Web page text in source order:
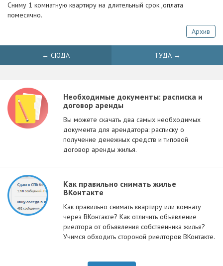
Сниму 1 комнатную квартиру на длительный срок ,оплата
помесячно.
Архив
← СЮДА ТУДА →
Необходимые документы: расписка и
договор аренды
Вы можете скачать два самых необходимых
документа для арендатора: расписку о
получение денежных средств и типовой
договор аренды жилья.
Как правильно снимать жилье
ВКонтакте
Как правильно снимать квартиру или комнату
через ВКонтакте? Как отличить объявление
риелтора от объявления собственника жилья?
Учимся обходить стороной риелторов ВКонтакте.